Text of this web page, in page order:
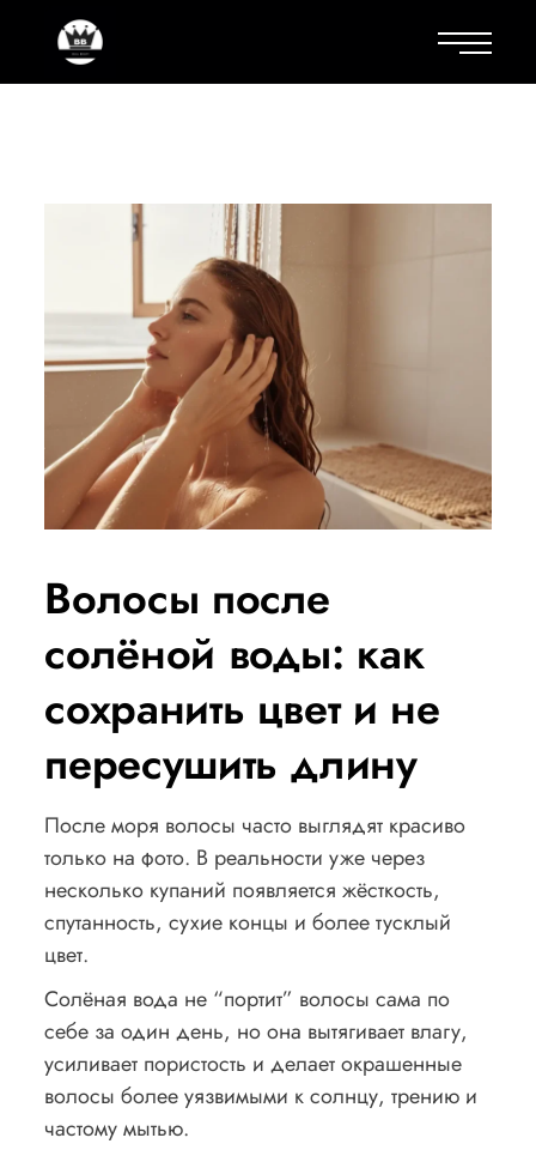
Волосы после
солёной воды: как
сохранить цвет и не
пересушить длину
После моря волосы часто выглядят красиво
только на фото. В реальности уже через
несколько купаний появляется жёсткость,
спутанность, сухие концы и более тусклый
цвет.
Солёная вода не “портит” волосы сама по
себе за один день, но она вытягивает влагу,
усиливает пористость и делает окрашенные
волосы более уязвимыми к солнцу, трению и
частому мытью.